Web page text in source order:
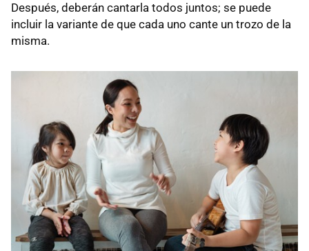
Después, deberán cantarla todos juntos; se puede
incluir la variante de que cada uno cante un trozo de la
misma.